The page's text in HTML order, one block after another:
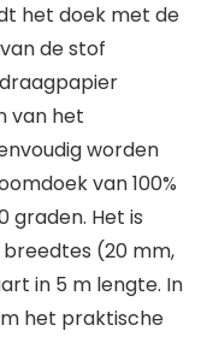
het doek met de
de stof
van het
worden
van 100%
graden. Het is
(20 mm,
in 5 m lengte. In
het praktische